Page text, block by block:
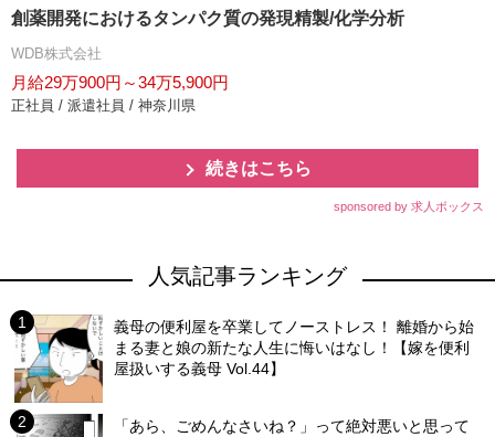
創薬開発におけるタンパク質の発現精製/化学分析
WDB株式会社
月給29万900円～34万5,900円
正社員 / 派遣社員 / 神奈川県
続きはこちら
sponsored by 求人ボックス
人気記事ランキング
義母の便利屋を卒業してノーストレス！ 離婚から始
まる妻と娘の新たな人生に悔いはなし！【嫁を便利
屋扱いする義母 Vol.44】
「あら、ごめんなさいね？」って絶対悪いと思って